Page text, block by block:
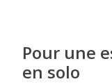
Pour une
en solo